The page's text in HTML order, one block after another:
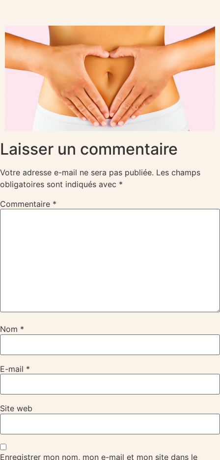
Laisser un commentaire
Votre adresse e-mail ne sera pas publiée. Les champs
obligatoires sont indiqués avec *
Commentaire *
Nom *
E-mail *
Site web
Enregistrer mon nom, mon e-mail et mon site dans le